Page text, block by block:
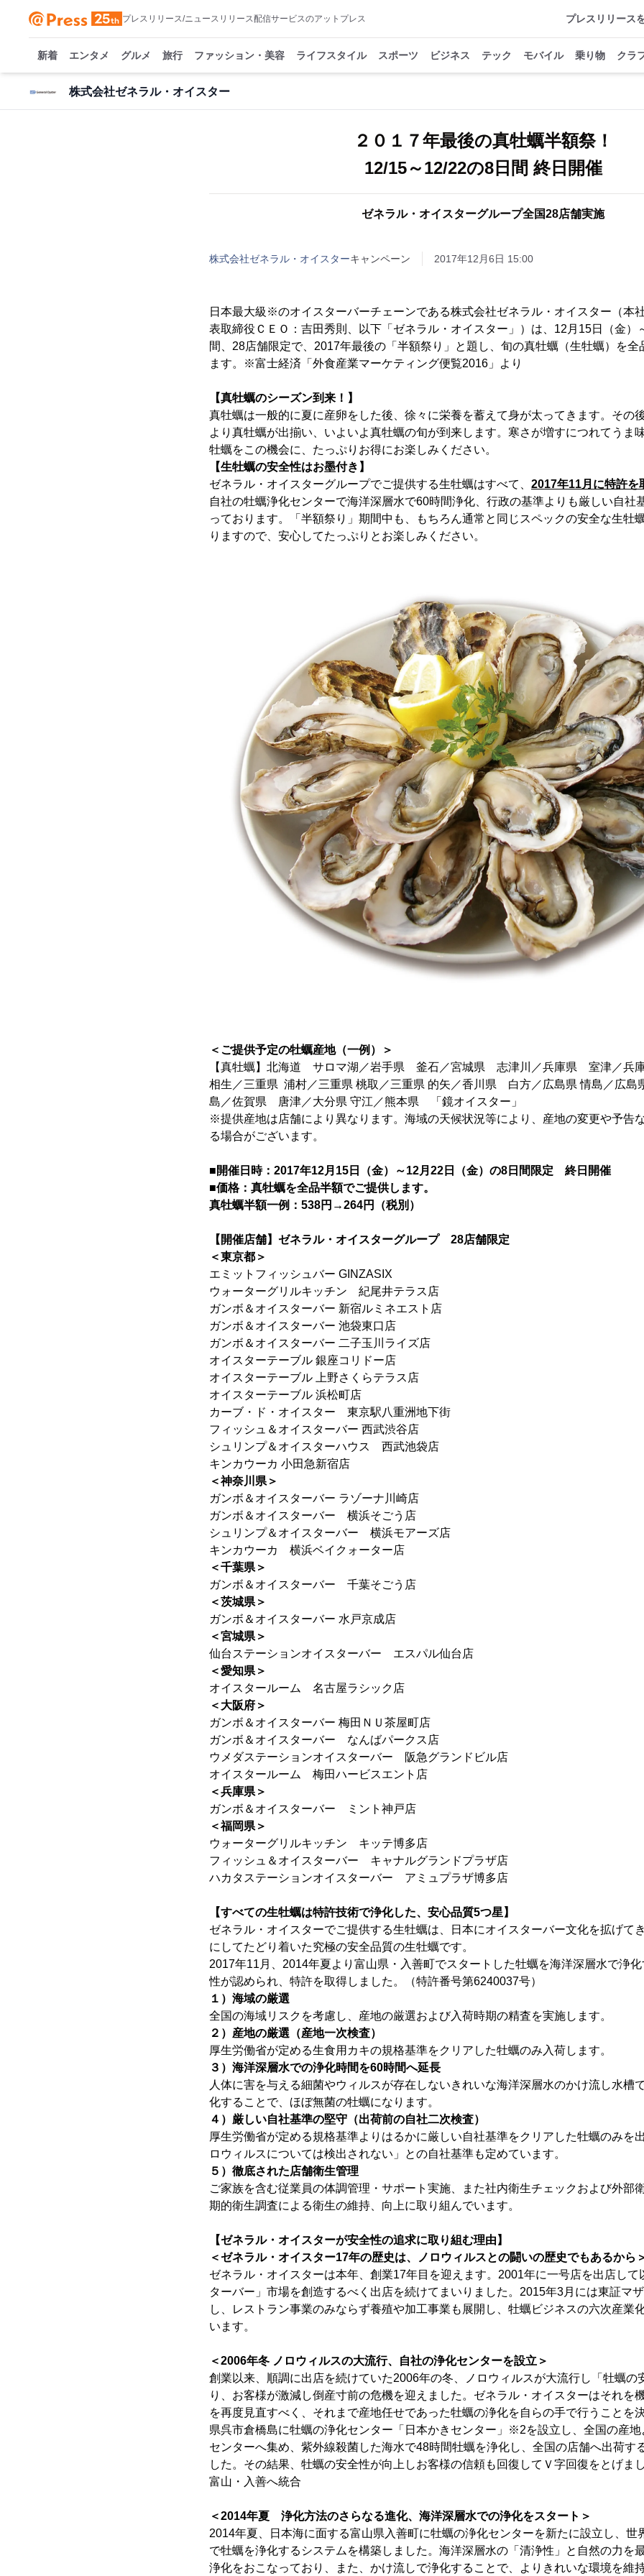
プレスリリース/ニュースリリース配信サービスのアットプレス プレスリリース
新着 エンタメ グルメ 旅行 ファッション・美容 ライフスタイル スポーツ ビジネス テック モバイル 乗り物 クラ
株式会社ゼネラル・オイスター
２０１７年最後の真牡蠣半額祭！
12/15～12/22の8日間 終日開催
ゼネラル・オイスターグループ全国28店舗実施
株式会社ゼネラル・オイスターキャンペーン 2017年12月6日 15:00
日本最大級※のオイスターバーチェーンである株式会社ゼネラル・オイスター（本
表取締役ＣＥＯ：吉田秀則、以下「ゼネラル・オイスター」）は、12月15日（金）
間、28店舗限定で、2017年最後の「半額祭り」と題し、旬の真牡蠣（生牡蠣）を全
ます。※富士経済「外食産業マーケティング便覧2016」より
【真牡蠣のシーズン到来！】
真牡蠣は一般的に夏に産卵をした後、徐々に栄養を蓄えて身が太ってきます。その
より真牡蠣が出揃い、いよいよ真牡蠣の旬が到来します。寒さが増すにつれてうま
牡蠣をこの機会に、たっぷりお得にお楽しみください。
【生牡蠣の安全性はお墨付き】
ゼネラル・オイスターグループでご提供する生牡蠣はすべて、 2017年11月に特許を
自社の牡蠣浄化センターで海洋深層水で60時間浄化、行政の基準よりも厳しい自社
っております。「半額祭り」期間中も、もちろん通常と同じスペックの安全な生牡
りますので、安心してたっぷりとお楽しみください。
＜ご提供予定の牡蠣産地（一例）＞
【真牡蠣】北海道 サロマ湖／岩手県 釜石／宮城県 志津川／兵庫県 室津／
相生／三重県 浦村／三重県 桃取／三重県 的矢／香川県 白方／広島県 情島／広
島／佐賀県 唐津／大分県 守江／熊本県 「鏡オイスター」
※提供産地は店舗により異なります。海域の天候状況等により、産地の変更や予告
る場合がございます。
■開催日時：2017年12月15日（金）～12月22日（金）の8日間限定 終日開催
■価格：真牡蠣を全品半額でご提供します。
真牡蠣半額一例：538円→264円（税別）
【開催店舗】ゼネラル・オイスターグループ 28店舗限定
＜東京都＞
エミットフィッシュバー GINZASIX
ウォーターグリルキッチン 紀尾井テラス店
ガンボ＆オイスターバー 新宿ルミネエスト店
ガンボ＆オイスターバー 池袋東口店
ガンボ＆オイスターバー 二子玉川ライズ店
オイスターテーブル 銀座コリドー店
オイスターテーブル 上野さくらテラス店
オイスターテーブル 浜松町店
カーブ・ド・オイスター 東京駅八重洲地下街
フィッシュ＆オイスターバー 西武渋谷店
シュリンプ＆オイスターハウス 西武池袋店
キンカウーカ 小田急新宿店
＜神奈川県＞
ガンボ＆オイスターバー ラゾーナ川崎店
ガンボ＆オイスターバー 横浜そごう店
シュリンプ＆オイスターバー 横浜モアーズ店
キンカウーカ 横浜ベイクォーター店
＜千葉県＞
ガンボ＆オイスターバー 千葉そごう店
＜茨城県＞
ガンボ＆オイスターバー 水戸京成店
＜宮城県＞
仙台ステーションオイスターバー エスパル仙台店
＜愛知県＞
オイスタールーム 名古屋ラシック店
＜大阪府＞
ガンボ＆オイスターバー 梅田ＮＵ茶屋町店
ガンボ＆オイスターバー なんばパークス店
ウメダステーションオイスターバー 阪急グランドビル店
オイスタールーム 梅田ハービスエント店
＜兵庫県＞
ガンボ＆オイスターバー ミント神戸店
＜福岡県＞
ウォーターグリルキッチン キッテ博多店
フィッシュ＆オイスターバー キャナルグランドプラザ店
ハカタステーションオイスターバー アミュプラザ博多店
【すべての生牡蠣は特許技術で浄化した、安心品質5つ星】
ゼネラル・オイスターでご提供する生牡蠣は、日本にオイスターバー文化を拡げて
にしてたどり着いた究極の安全品質の生牡蠣です。
2017年11月、2014年夏より富山県・入善町でスタートした牡蠣を海洋深層水で浄
性が認められ、特許を取得しました。（特許番号第6240037号）
１）海域の厳選
全国の海域リスクを考慮し、産地の厳選および入荷時期の精査を実施します。
２）産地の厳選（産地一次検査）
厚生労働省が定める生食用カキの規格基準をクリアした牡蠣のみ入荷します。
３）海洋深層水での浄化時間を60時間へ延長
人体に害を与える細菌やウィルスが存在しないきれいな海洋深層水のかけ流し水槽
化することで、ほぼ無菌の牡蠣になります。
４）厳しい自社基準の堅守（出荷前の自社二次検査）
厚生労働省が定める規格基準よりはるかに厳しい自社基準をクリアした牡蠣のみを
ロウィルスについては検出されない」との自社基準も定めています。
５）徹底された店舗衛生管理
ご家族を含む従業員の体調管理・サポート実施、また社内衛生チェックおよび外部
期的衛生調査による衛生の維持、向上に取り組んでいます。
【ゼネラル・オイスターが安全性の追求に取り組む理由】
＜ゼネラル・オイスター17年の歴史は、ノロウィルスとの闘いの歴史でもあるから
ゼネラル・オイスターは本年、創業17年目を迎えます。2001年に一号店を出店して
ターバー」市場を創造するべく出店を続けてまいりました。2015年3月には東証マ
し、レストラン事業のみならず養殖や加工事業も展開し、牡蠣ビジネスの六次産業
います。
＜2006年冬 ノロウィルスの大流行、自社の浄化センターを設立＞
創業以来、順調に出店を続けていた2006年の冬、ノロウィルスが大流行し「牡蠣の
り、お客様が激減し倒産寸前の危機を迎えました。ゼネラル・オイスターはそれを
を再度見直すべく、それまで産地任せであった牡蠣の浄化を自らの手で行うことを
県呉市倉橋島に牡蠣の浄化センター「日本かきセンター」※2を設立し、全国の産
センターへ集め、紫外線殺菌した海水で48時間牡蠣を浄化し、全国の店舗へ出荷す
した。その結果、牡蠣の安全性が向上しお客様の信頼も回復してＶ字回復をとげま
富山・入善へ統合
＜2014年夏 浄化方法のさらなる進化、海洋深層水での浄化をスタート＞
2014年夏、日本海に面する富山県入善町に牡蠣の浄化センターを新たに設立し、世
で牡蠣を浄化するシステムを構築しました。海洋深層水の「清浄性」と自然の力を
浄化をおこなっており、また、かけ流しで浄化することで、よりきれいな環境を維